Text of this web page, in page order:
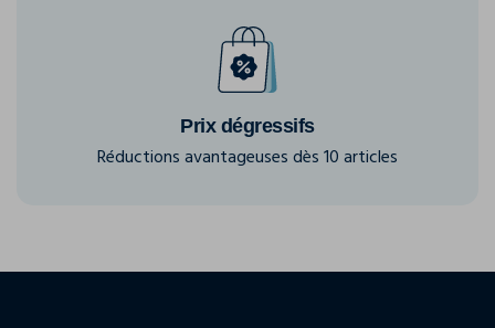
Prix dégressifs
Réductions avantageuses dès 10 articles